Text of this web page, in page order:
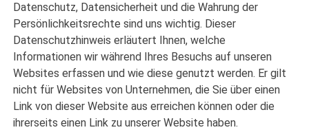
Datenschutz, Datensicherheit und die Wahrung der
Persönlichkeitsrechte sind uns wichtig. Dieser
Datenschutzhinweis erläutert Ihnen, welche
Informationen wir während Ihres Besuchs auf unseren
Websites erfassen und wie diese genutzt werden. Er gilt
nicht für Websites von Unternehmen, die Sie über einen
Link von dieser Website aus erreichen können oder die
ihrerseits einen Link zu unserer Website haben.